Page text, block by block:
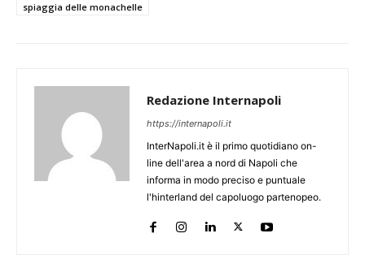
spiaggia delle monachelle
Redazione Internapoli
https://internapoli.it
InterNapoli.it è il primo quotidiano on-
line dell'area a nord di Napoli che
informa in modo preciso e puntuale
l'hinterland del capoluogo partenopeo.